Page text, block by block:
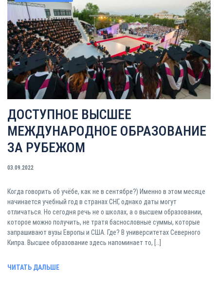
ДОСТУПНОЕ ВЫСШЕЕ
МЕЖДУНАРОДНОЕ ОБРАЗОВАНИЕ
ЗА РУБЕЖОМ
03.09.2022
Когда говорить об учёбе, как не в сентябре?) Именно в этом месяце
начинается учебный год в странах СНГ, однако даты могут
отличаться. Но сегодня речь не о школах, а о высшем образовании,
которое можно получить, не тратя баснословные суммы, которые
запрашивают вузы Европы и США. Где? В университетах Северного
Кипра. Высшее образование здесь напоминает то, […]
ЧИТАТЬ ДАЛЬШЕ